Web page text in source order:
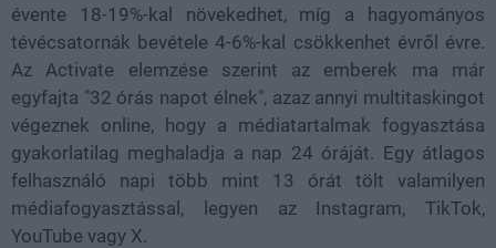
évente 18-19%-kal növekedhet, míg a hagyományos
tévécsatornák bevétele4-6%-kal csökkenhet évről évre.
Az Activate elemzése szerint az emberek ma már
egyfajta "32 órás napot élnek", azaz annyi multitaskingot
végeznek online, hogy a médiatartalmak fogyasztása
gyakorlatilag meghaladja a nap 24 óráját. Egy átlagos
felhasználó napi több mint 13 órát tölt valamilyen
médiafogyasztással, legyen az Instagram, TikTok,
YouTube vagy X.